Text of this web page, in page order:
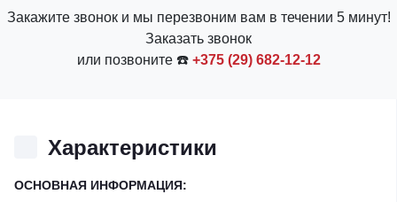
Закажите звонок и мы перезвоним вам в течении 5 минут!
Заказать звонок
или позвоните ☎️ +375 (29) 682-12-12
Характеристики
ОСНОВНАЯ ИНФОРМАЦИЯ: